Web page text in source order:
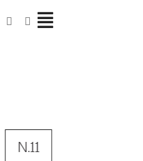
Toggle
N.11